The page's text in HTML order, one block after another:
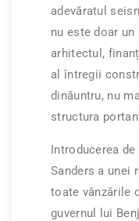
adevăratul
nu este doar
arhitectul,
al întregii
dinăuntru, nu
structura
Introducerea
Sanders a unei
toate vânzările
guvernul lui